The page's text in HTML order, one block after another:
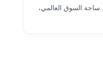
ساحة السوق العالمي،